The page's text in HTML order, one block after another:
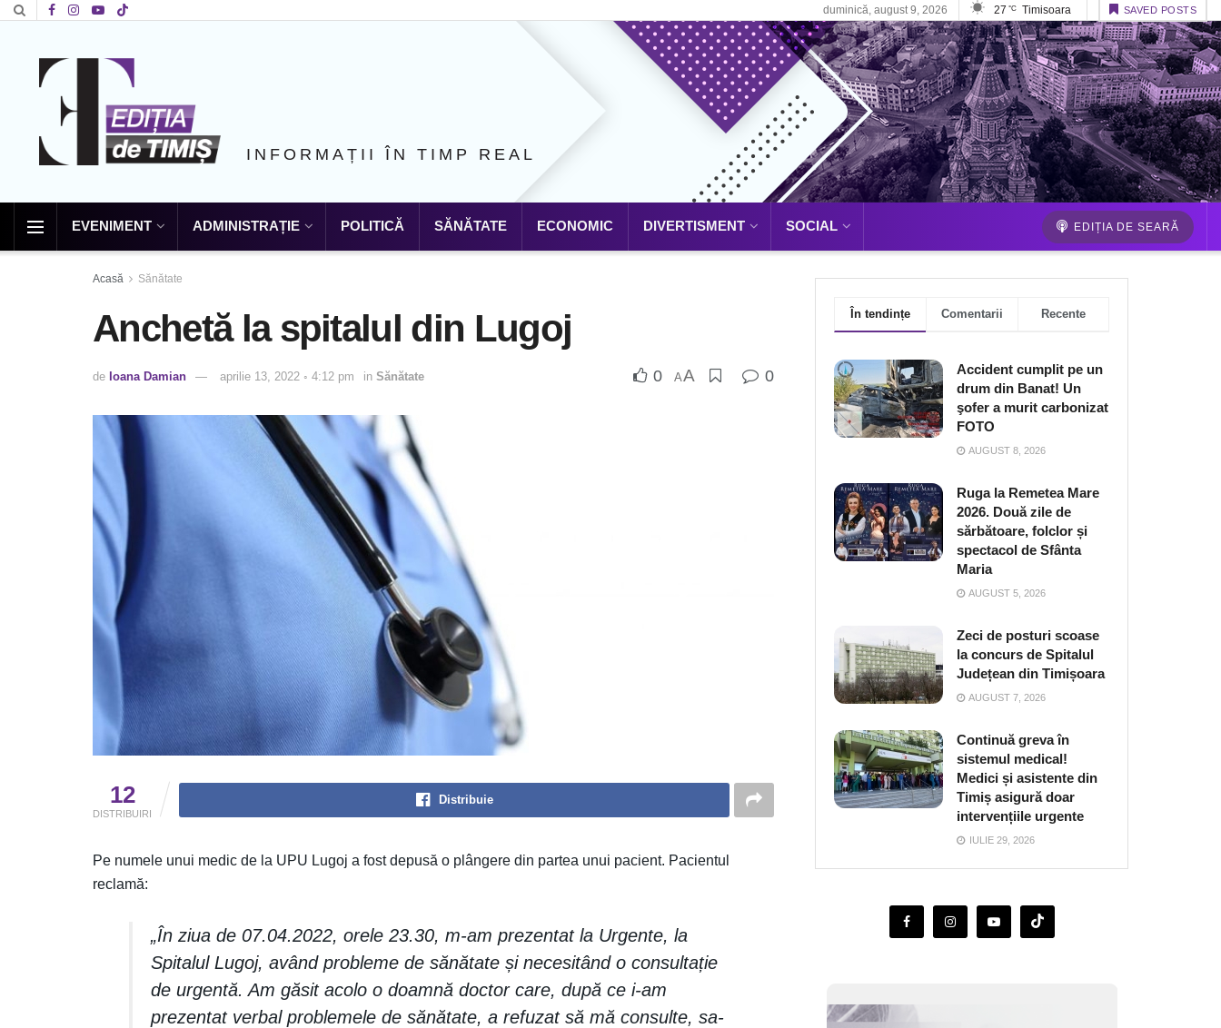
duminică, august 9, 2026 27 °C Timisoara SAVED POSTS
INFORMAȚII ÎN TIMP REAL
EVENIMENT ADMINISTRAȚIE POLITICĂ SĂNĂTATE ECONOMIC DIVERTISMENT SOCIAL EDIȚIA DE SEARĂ
Acasă Sănătate
Anchetă la spitalul din Lugoj
de Ioana Damian aprilie 13, 2022 ◦ 4:12 pm in Sănătate 0 AA 0
12
DISTRIBUIRI
Distribuie
Pe numele unui medic de la UPU Lugoj a fost depusă o plângere din partea unui pacient. Pacientul
reclamă:
„În ziua de 07.04.2022, orele 23.30, m-am prezentat la Urgente, la
Spitalul Lugoj, având probleme de sănătate și necesitând o consultație
de urgentă. Am găsit acolo o doamnă doctor care, după ce i-am
prezentat verbal problemele de sănătate, a refuzat să mă consulte, sa-
În tendințe Comentarii Recente
Accident cumplit pe un
drum din Banat! Un
şofer a murit carbonizat
FOTO
AUGUST 8, 2026
Ruga la Remetea Mare
2026. Două zile de
sărbătoare, folclor și
spectacol de Sfânta
Maria
AUGUST 5, 2026
Zeci de posturi scoase
la concurs de Spitalul
Județean din Timișoara
AUGUST 7, 2026
Continuă greva în
sistemul medical!
Medici și asistente din
Timiș asigură doar
intervențiile urgente
IULIE 29, 2026